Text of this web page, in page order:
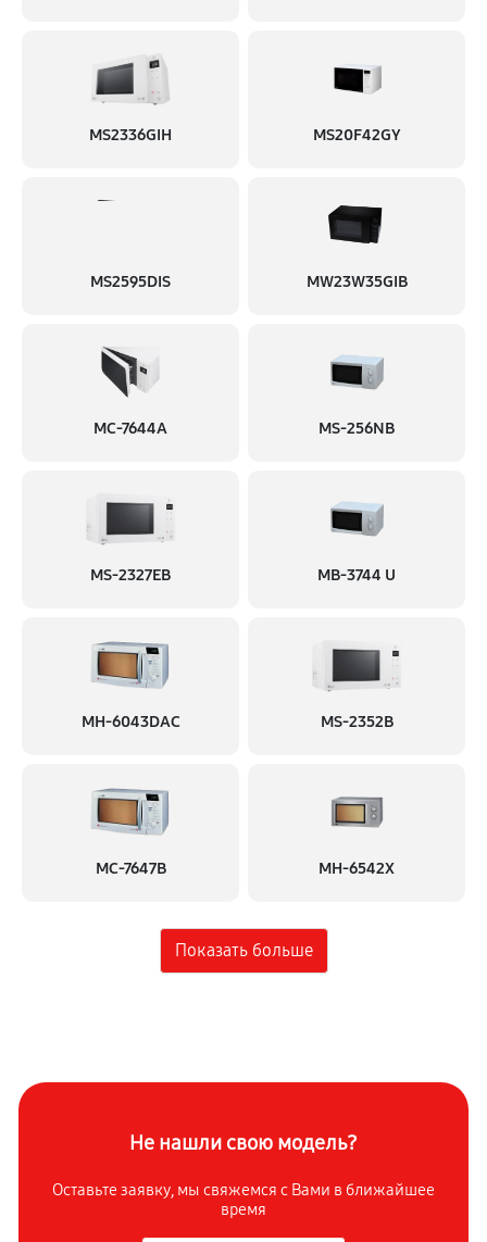
MS2336GIH MS20F42GY
MS2595DIS MW23W35GIB
MC-7644A MS-256NB
MS-2327EB MB-3744 U
MH-6043DAC MS-2352B
MC-7647B MH-6542X
Не нашли свою модель?
Оставьте заявку, мы свяжемся с Вами в ближайшее
время